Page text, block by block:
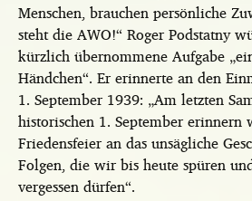
Menschen, brauchen persönliche
steht die AWO!“ Roger Podstatny
kürzlich übernommene Aufgabe
Händchen“. Er erinnerte an den
1. September 1939: „Am letzten
historischen 1. September
Friedensfeier an das unsägliche
Folgen, die wir bis heute spüren
vergessen dürfen“.